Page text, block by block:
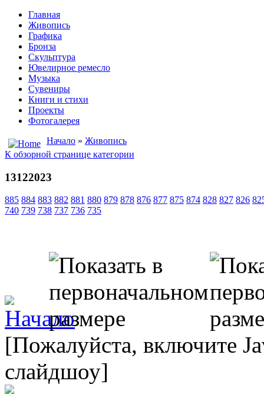
Главная
Живопись
Графика
Бронза
Скульптура
Ювелирное ремесло
Музыка
Сувениры
Книги и стихи
Проекты
Фотогалерея
Начало » Живопись
К обзорной странице категории
13122023
885 884 883 882 881 880 879 878 876 877 875 874 828 827 826
740 739 738 737 736 735
[Пожалуйста, включите
слайдшоу]